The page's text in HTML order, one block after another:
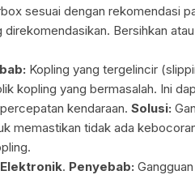
sesuai dengan rekomendasi
direkomendasikan. Bersihkan
Kopling yang tergelincir
kopling yang bermasalah. Ini
kendaraan. Solusi:
memastikan tidak ada
. Penyebab: